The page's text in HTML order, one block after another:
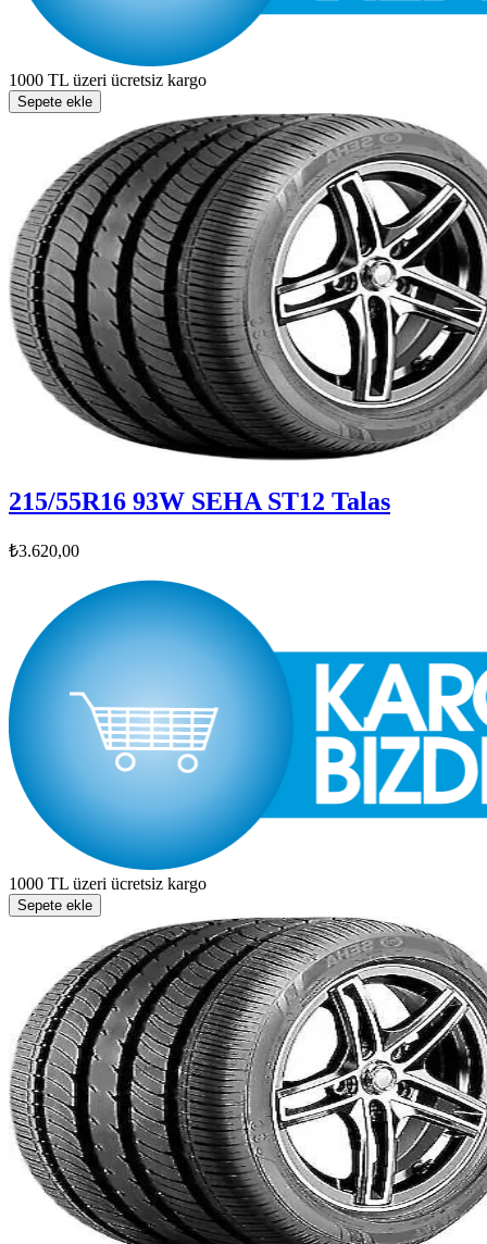
1000 TL üzeri ücretsiz kargo
Sepete ekle
215/55R16 93W SEHA ST12 Talas
₺3.620,00
1000 TL üzeri ücretsiz kargo
Sepete ekle